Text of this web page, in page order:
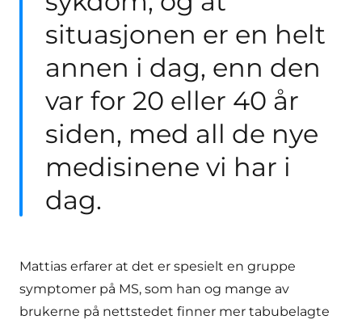
situasjonen er en helt
annen i dag, enn den
var for 20 eller 40 år
siden, med all de nye
medisinene vi har i
dag.
Mattias erfarer at det er spesielt en gruppe
symptomer på MS, som han og mange av
brukerne på nettstedet finner mer tabubelagte